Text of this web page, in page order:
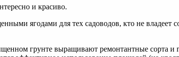
и красиво.
ягодами для тех садоводов, кто не
грунте выращивают ремонтантные сорта и